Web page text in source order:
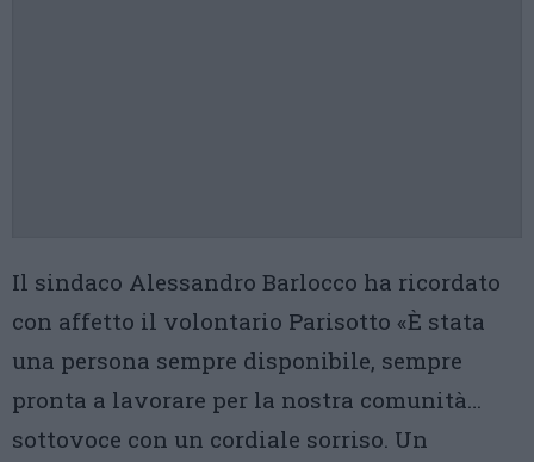
Il sindaco Alessandro Barlocco ha ricordato
con affetto il volontario Parisotto «È stata
una persona sempre disponibile, sempre
pronta a lavorare per la nostra comunità…
sottovoce con un cordiale sorriso. Un